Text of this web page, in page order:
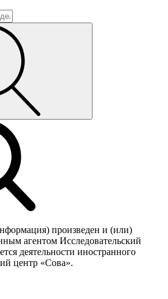
произведен и (или)
агентом Исследовательский
деятельности иностранного
центр «Сова».